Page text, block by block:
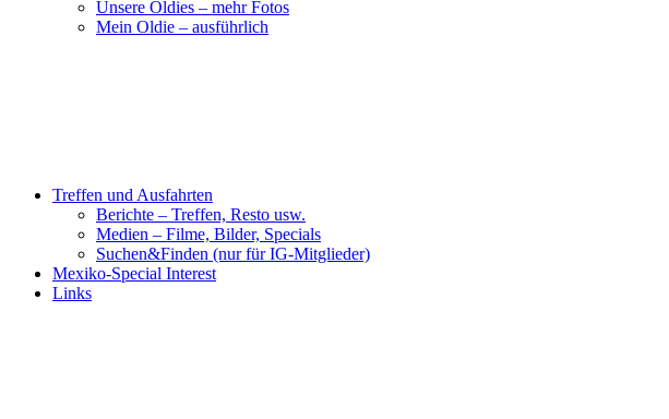
Unsere Oldies – mehr Fotos
Mein Oldie – ausführlich
Treffen und Ausfahrten
Berichte – Treffen, Resto usw.
Medien – Filme, Bilder, Specials
Suchen&Finden (nur für IG-Mitglieder)
Mexiko-Special Interest
Links